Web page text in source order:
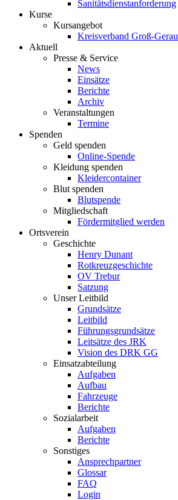
Sanitätsdienstanforderung
Kurse
Kursangebot
Kreisverband Groß-Gerau
Aktuell
Presse & Service
News
Einsätze
Berichte
Archiv
Veranstaltungen
Termine
Spenden
Geld spenden
Online-Spende
Kleidung spenden
Kleidercontainer
Blut spenden
Blutspende
Mitgliedschaft
Fördermitglied werden
Ortsverein
Geschichte
Henry Dunant
Rotkreuzgeschichte
OV Trebur
Satzung
Unser Leitbild
Grundsätze
Leitbild
Führungsgrundsätze
Leitsätze des JRK
Vision des DRK GG
Einsatzabteilung
Aufgaben
Aufbau
Fahrzeuge
Berichte
Sozialarbeit
Aufgaben
Berichte
Sonstiges
Ansprechpartner
Glossar
FAQ
Login